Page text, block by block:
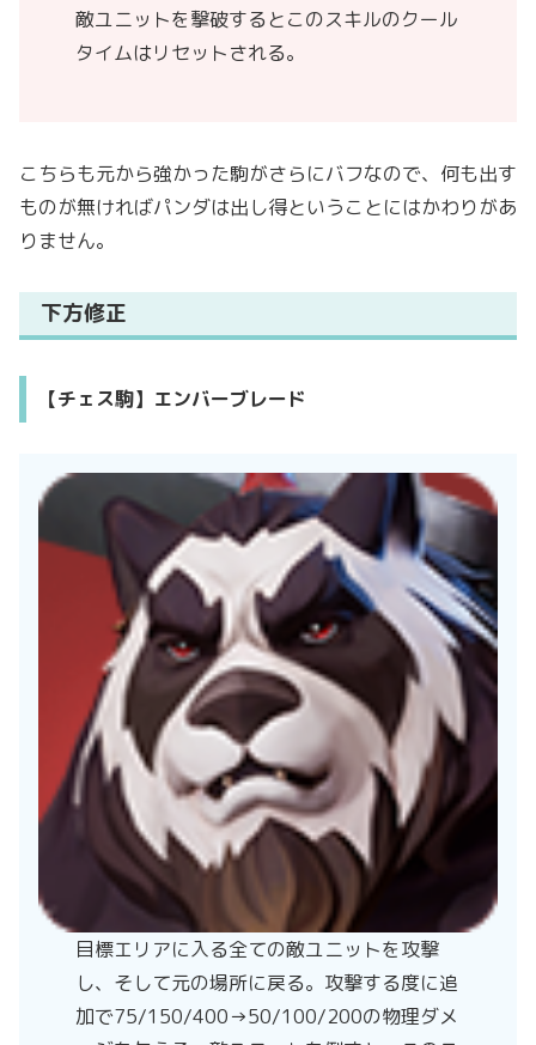
敵ユニットを撃破するとこのスキルのクール
タイムはリセットされる。
こちらも元から強かった駒がさらにバフなので、何も出す
ものが無ければパンダは出し得ということにはかわりがあ
りません。
下方修正
【チェス駒】エンバーブレード
目標エリアに入る全ての敵ユニットを攻撃
し、そして元の場所に戻る。攻撃する度に追
加で75/150/400→50/100/200の物理ダメ